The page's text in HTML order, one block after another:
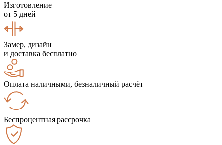
Изготовление
от 5 дней
Замер, дизайн
и доставка бесплатно
Оплата наличными, безналичный расчёт
Беспроцентная рассрочка